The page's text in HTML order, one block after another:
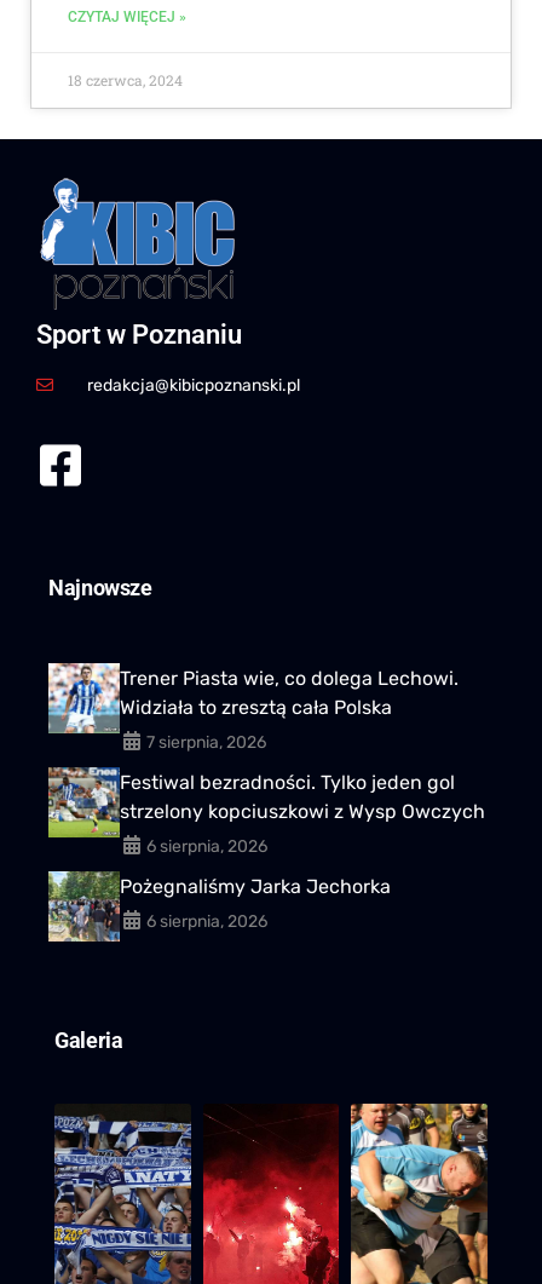
CZYTAJ WIĘCEJ »
18 czerwca, 2024
Sport w Poznaniu
redakcja@kibicpoznanski.pl
Najnowsze
Trener Piasta wie, co dolega Lechowi.
Widziała to zresztą cała Polska
7 sierpnia, 2026
Festiwal bezradności. Tylko jeden gol
strzelony kopciuszkowi z Wysp Owczych
6 sierpnia, 2026
Pożegnaliśmy Jarka Jechorka
6 sierpnia, 2026
Galeria